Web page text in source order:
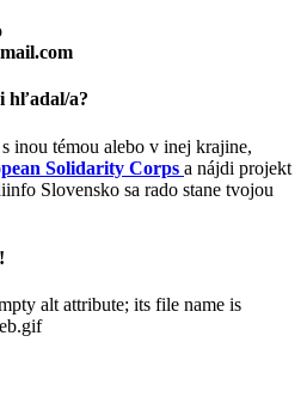
hľadal/a?
inou témou alebo v inej krajine,
Solidarity Corps a nájdi projekt
Slovensko sa rado stane tvojou